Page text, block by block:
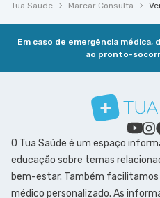
Tua Saúde Marcar Consulta
Em caso de emergência
ao pronto-
O Tua Saúde é um espaço
educação sobre temas
bem-estar. Também
médico personalizado. As